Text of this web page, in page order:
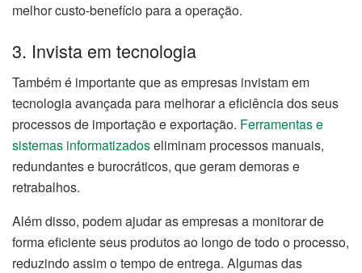
melhor custo-benefício para a operação.
3. Invista em tecnologia
Também é importante que as empresas invistam em
tecnologia avançada para melhorar a eficiência dos seus
processos de importação e exportação. Ferramentas e
sistemas informatizadoseliminam processos manuais,
redundantes e burocráticos, que geram demoras e
retrabalhos.
Além disso, podem ajudar as empresas a monitorar de
forma eficiente seus produtos ao longo de todo o processo,
reduzindo assim o tempo de entrega. Algumas das